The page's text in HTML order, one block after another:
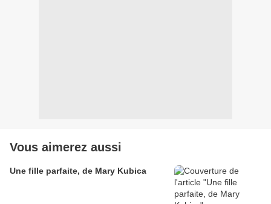
Vous aimerez aussi
Une fille parfaite, de Mary Kubica